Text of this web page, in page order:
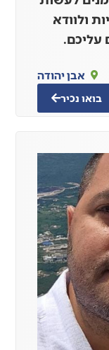
ולוודא
עליכם.
אבן יהודה
בואו נכיר